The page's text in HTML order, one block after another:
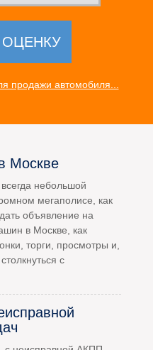
продажи автомобиля...
Москве
небольшой
мегаполисе, как
объявление на
в Москве, как
торги, просмотры и,
с